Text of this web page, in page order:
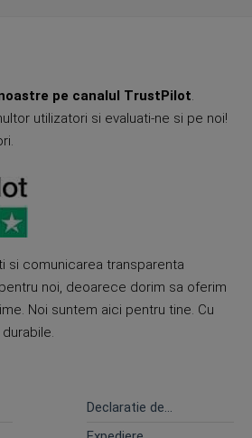
pe canalul TrustPilot.
utilizatori si evaluati-ne si pe noi!
si comunicarea transparenta
noi, deoarece dorim sa oferim
Noi suntem aici pentru tine. Cu
Declaratie de